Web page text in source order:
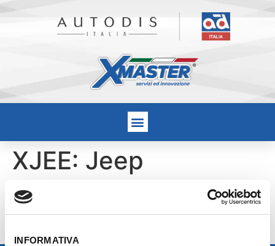
INFORMATIVA
XJEE: Jeep
Renegade 4xe
Hybrid Plug-in